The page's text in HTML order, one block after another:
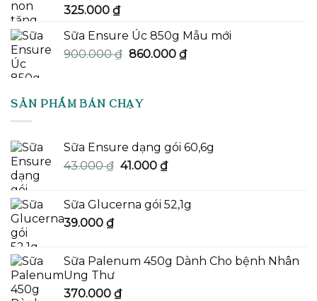
325.000 ₫
Sữa Ensure Úc 850g Mẫu mới
900.000₫ Giá
900.000 ₫.
860.000 ₫Giá
SẢN PHẨM BÁN CHẠY
Sữa Ensure dạng gói 60,6g
43.000₫ Giá
43.000 ₫.
41.000 ₫Giá
là:
Sữa Glucerna gói 52,1g
39.000 ₫
Sữa Palenum 450g Dành Cho bệnh Nhân
Ung Thư
370.000 ₫